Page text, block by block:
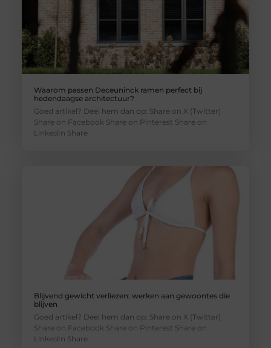
Waarom passen Deceuninck ramen perfect bij
hedendaagse architectuur?
Goed artikel? Deel hem dan op: Share on X (Twitter)
Share on Facebook Share on Pinterest Share on
LinkedIn Share
Blijvend gewicht verliezen: werken aan gewoontes die
blijven
Goed artikel? Deel hem dan op: Share on X (Twitter)
Share on Facebook Share on Pinterest Share on
LinkedIn Share